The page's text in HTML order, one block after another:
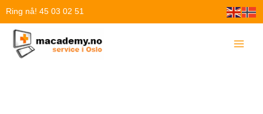
Hopp
innholdet
Ring nå! 45 03 02 51